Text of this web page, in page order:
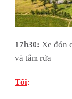
17h30: Xe đón
và tắm rửa
Tối: